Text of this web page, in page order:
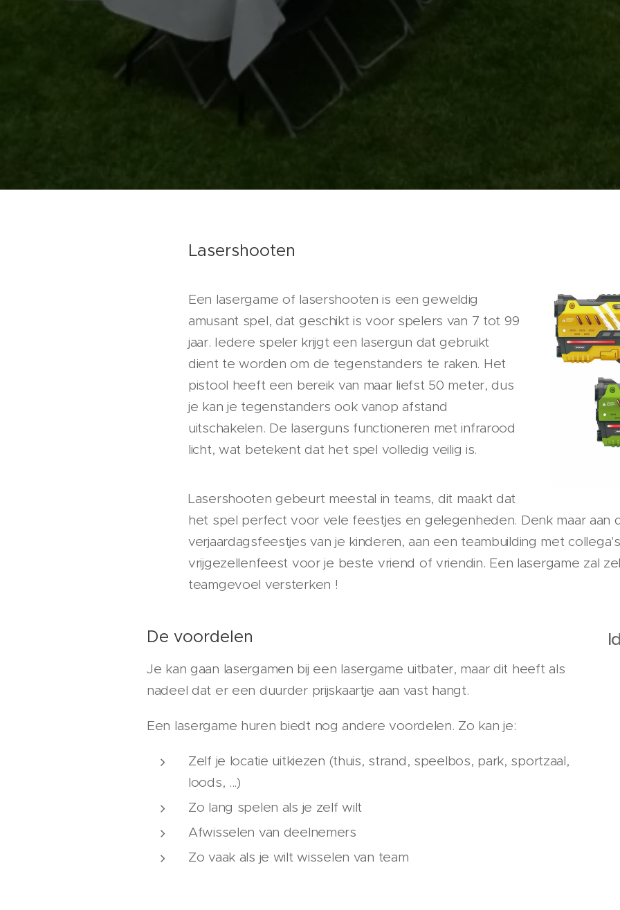
Lasershooten
Een lasergame of lasershooten is een geweldig
amusant spel, dat geschikt is voor spelers van 7 tot 99
jaar. Iedere speler krijgt een lasergun dat gebruikt
dient te worden om de tegenstanders te raken. Het
pistool heeft een bereik van maar liefst 50 meter, dus
je kan je tegenstanders ook vanop afstand
uitschakelen. De laserguns functioneren met infrarood
licht, wat betekent dat het spel volledig veilig is.
Lasershooten gebeurt meestal in teams, dit maakt dat
het spel perfect voor vele feestjes en gelegenheden. Denk maar aan
verjaardagsfeestjes van je kinderen, aan een teambuilding met
vrijgezellenfeest voor je beste vriend of vriendin. Een lasergame zal
teamgevoel versterken !
De voordelen
Je kan gaan lasergamen bij een lasergame uitbater, maar dit heeft als
nadeel dat er een duurder prijskaartje aan vast hangt.
Een lasergame huren biedt nog andere voordelen. Zo kan je:
Zelf je locatie uitkiezen (thuis, strand, speelbos, park, sportzaal,
loods, ...)
Zo lang spelen als je zelf wilt
Afwisselen van deelnemers
Zo vaak als je wilt wisselen van team